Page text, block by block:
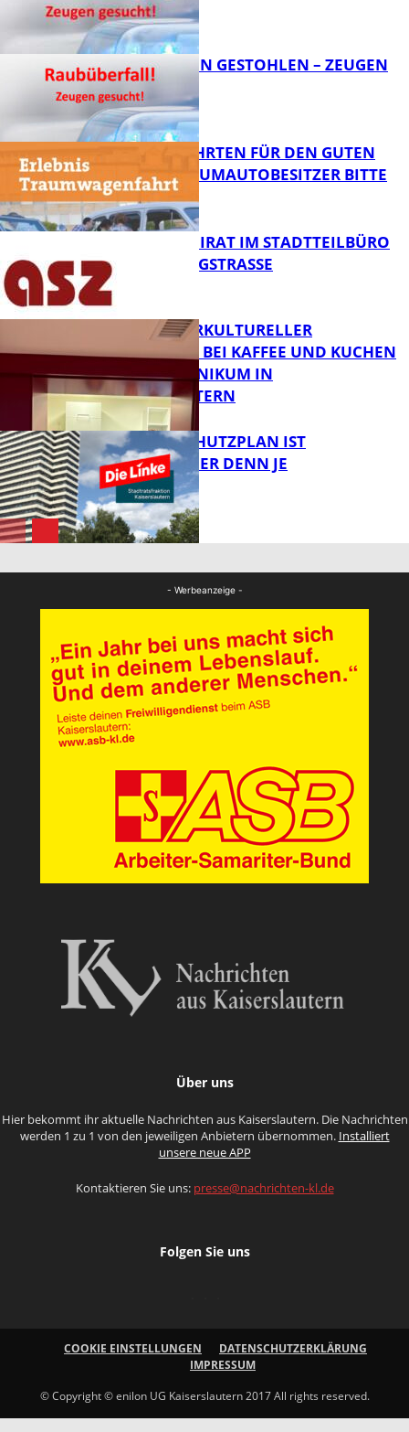
FB News
TEURE KETTEN GESTOHLEN – ZEUGEN
GESUCHT!
FB News
SPENDENFAHRTEN FÜR DEN GUTEN
ZWECK – TRAUMAUTOBESITZER BITTE
MELDEN!
FB News
SENIORENBEIRAT IM STADTTEILBÜRO
IN DER KÖNIGSTRASSE
FB Gesundheit
NEUER INTERKULTURELLER
TREFFPUNKT BEI KAFFEE UND KUCHEN
IM PFALZKLINIKUM IN
KAISERSLAUTERN
EIN HITZESCHUTZPLAN IST
NOTWENDIGER DENN JE
- Werbeanzeige -
Über uns
Hier bekommt ihr aktuelle Nachrichten aus Kaiserslautern. Die Nachrichten
werden 1 zu 1 von den jeweiligen Anbietern übernommen. Installiert
unsere neue APP
Kontaktieren Sie uns: presse@nachrichten-kl.de
Folgen Sie uns
COOKIE EINSTELLUNGEN
DATENSCHUTZERKLÄRUNG
IMPRESSUM
© Copyright © enilon UG Kaiserslautern 2017 All rights reserved.